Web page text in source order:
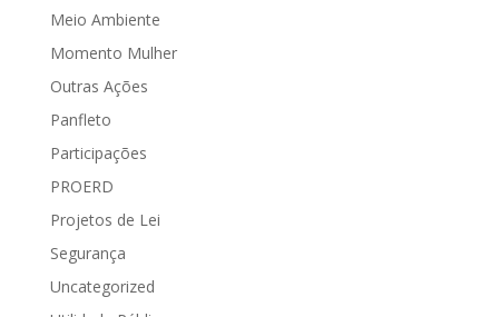
Meio Ambiente
Momento Mulher
Outras Ações
Panfleto
Participações
PROERD
Projetos de Lei
Segurança
Uncategorized